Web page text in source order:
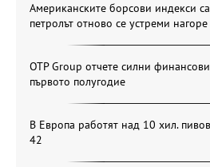
Американските борсови индекси
петролът отново се устреми нагоре
OTP Group отчете силни
първото полугодие
В Европа работят над 10 хил.
42